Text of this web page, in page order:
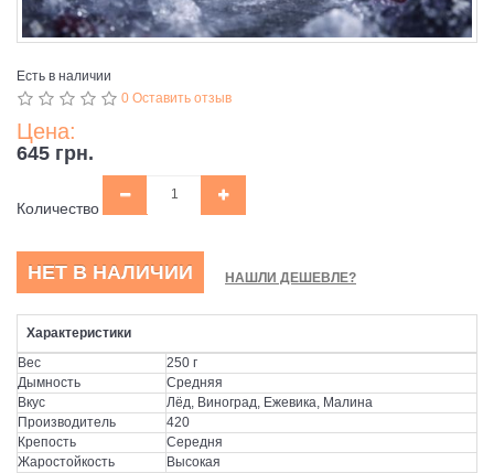
Есть в наличии
0 Оставить отзыв
Цена:
645 грн.
Количество
НЕТ В НАЛИЧИИ НАШЛИ ДЕШЕВЛЕ?
Характеристики
Вес
250 г
Дымность
Средняя
Вкус
Лёд, Виноград, Ежевика, Малина
Производитель
420
Крепость
Середня
Жаростойкость
Высокая